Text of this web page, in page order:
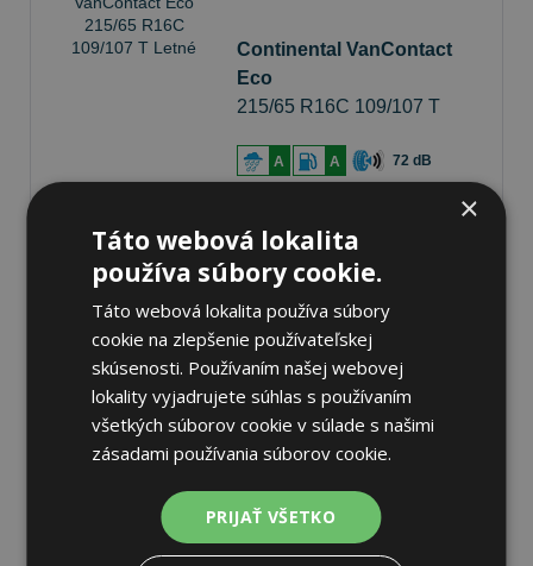
Continental VanContact
Eco
215/65 R16C 109/107 T
A A 72 dB
K odberu na 17 pobočkách
147,42 €
Pneumatiky
Vyberte si kvalitné pneumatikypre bezpečnú,
komfortnú a úspornú jazdu. Na
nájdete široký
výber pneumatík pre rôzne typy vozidiel a jazdných
×
Táto webová lokalita
používa súbory cookie.
Táto webová lokalita používa súbory
cookie na zlepšenie používateľskej
skúsenosti. Používaním našej webovej
lokality vyjadrujete súhlas s používaním
všetkých súborov cookie v súlade s našimi
zásadami používania súborov cookie.
PRIJAŤ VŠETKO